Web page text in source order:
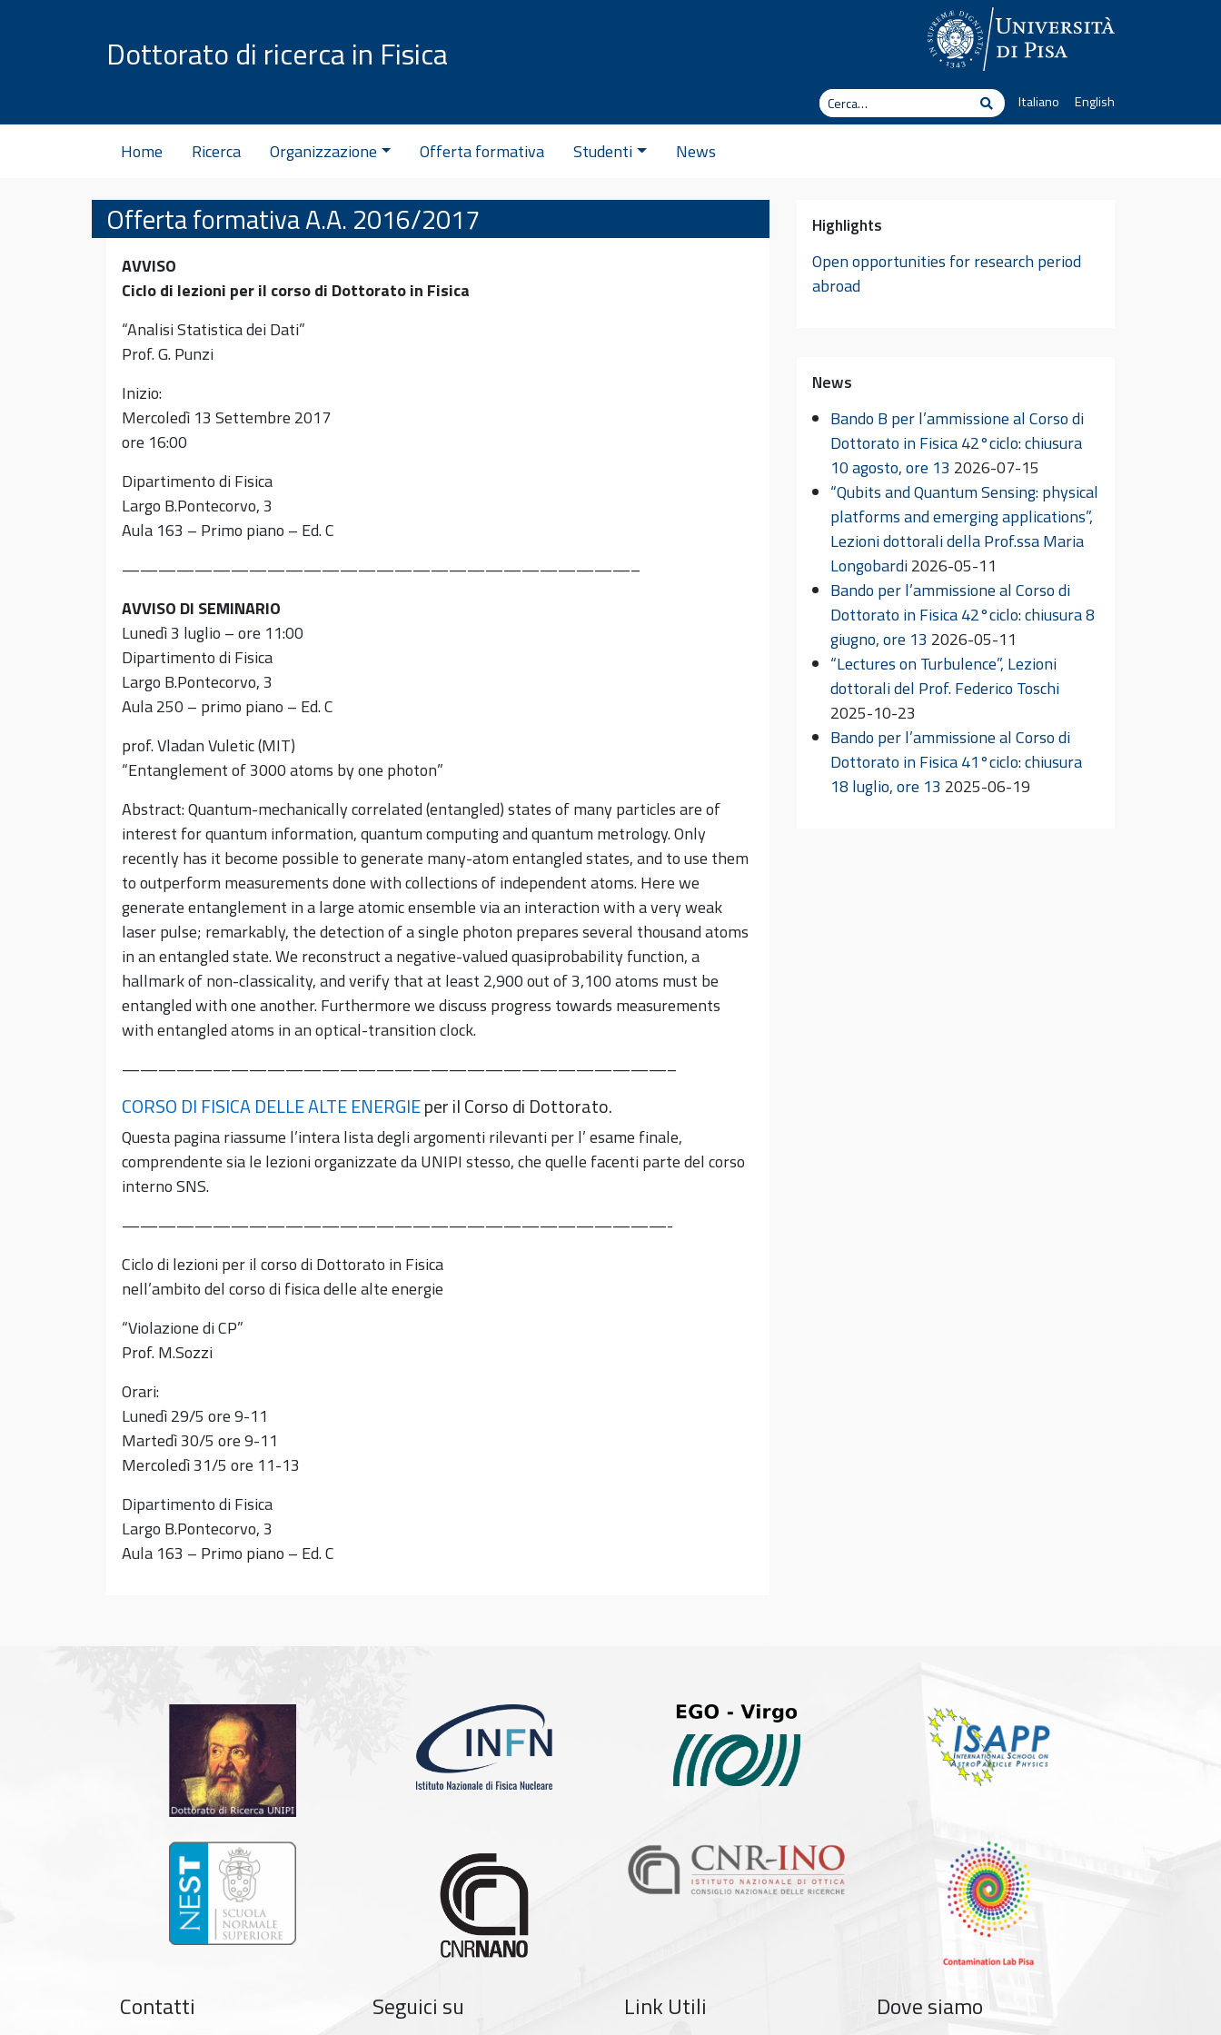
Dottorato di ricerca in Fisica
Cerca
CercaItaliano English
Home Ricerca Organizzazione Offerta formativa Studenti News
Offerta formativa A.A. 2016/2017
AVVISO
Ciclo di lezioni per il corso di Dottorato in Fisica
“Analisi Statistica dei Dati”
Prof. G. Punzi
Inizio:
Mercoledì 13 Settembre 2017
ore 16:00
Dipartimento di Fisica
Largo B.Pontecorvo, 3
Aula 163 – Primo piano – Ed. C
————————————————————————————–
AVVISO DI SEMINARIO
Lunedì 3 luglio – ore 11:00
Dipartimento di Fisica
Largo B.Pontecorvo, 3
Aula 250 – primo piano – Ed. C
prof. Vladan Vuletic (MIT)
“Entanglement of 3000 atoms by one photon”
Abstract: Quantum-mechanically correlated (entangled) states of many particles are of
interest for quantum information, quantum computing and quantum metrology. Only
recently has it become possible to generate many-atom entangled states, and to use them
to outperform measurements done with collections of independent atoms. Here we
generate entanglement in a large atomic ensemble via an interaction with a very weak
laser pulse; remarkably, the detection of a single photon prepares several thousand atoms
in an entangled state. We reconstruct a negative-valued quasiprobability function, a
hallmark of non-classicality, and verify that at least 2,900 out of 3,100 atoms must be
entangled with one another. Furthermore we discuss progress towards measurements
with entangled atoms in an optical-transition clock.
——————————————————————————————–
CORSO DI FISICA DELLE ALTE ENERGIEper il Corso di Dottorato.
Questa pagina riassume l’intera lista degli argomenti rilevanti per l’ esame finale,
comprendente sia le lezioni organizzate da UNIPI stesso, che quelle facenti parte del corso
interno SNS.
——————————————————————————————-
Ciclo di lezioni per il corso di Dottorato in Fisica
nell’ambito del corso di fisica delle alte energie
“Violazione di CP”
Prof. M.Sozzi
Orari:
Lunedì 29/5 ore 9-11
Martedì 30/5 ore 9-11
Mercoledì 31/5 ore 11-13
Dipartimento di Fisica
Largo B.Pontecorvo, 3
Aula 163 – Primo piano – Ed. C
Highlights
Open opportunities for research period
abroad
News
Bando B per l’ammissione al Corso di
Dottorato in Fisica 42°ciclo: chiusura
10 agosto, ore 13 2026-07-15
“Qubits and Quantum Sensing: physical
platforms and emerging applications”,
Lezioni dottorali della Prof.ssa Maria
Longobardi2026-05-11
Bando per l’ammissione al Corso di
Dottorato in Fisica 42°ciclo: chiusura 8
giugno, ore 13 2026-05-11
“Lectures on Turbulence”, Lezioni
dottorali del Prof. Federico Toschi
2025-10-23
Bando per l’ammissione al Corso di
Dottorato in Fisica 41°ciclo: chiusura
18 luglio, ore 13 2025-06-19
Contatti Seguici su Link Utili Dove siamo